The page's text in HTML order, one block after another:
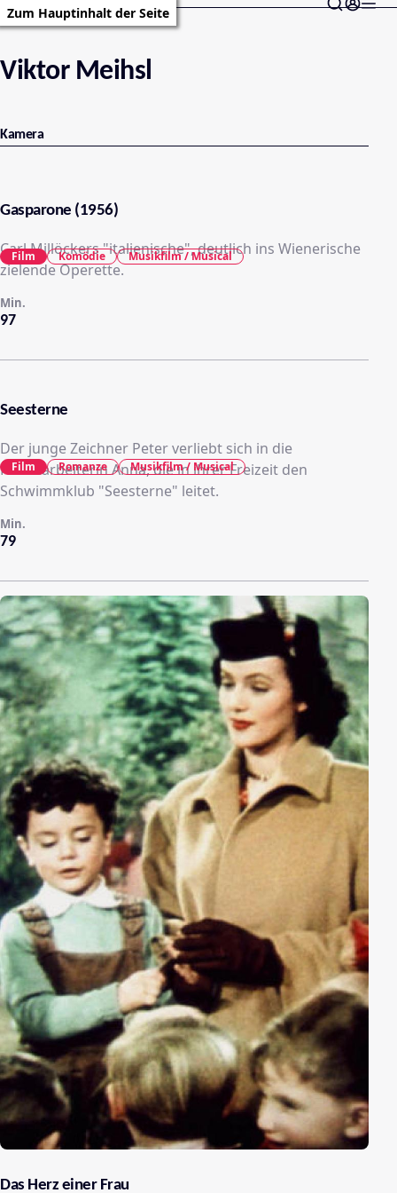
Zum Hauptinhalt der Seite
Viktor Meihsl
Kamera
Gasparone (1956)
Carl Millöckers "italienische", deutlich ins Wienerische
zielende Operette.
97
Min.
Film Komödie Musikfilm / Musical
Seesterne
Der junge Zeichner Peter verliebt sich in die
Fabrikarbeiterin Anna, die in ihrer Freizeit den
Schwimmklub "Seesterne" leitet.
79
Min.
Film Romanze Musikfilm / Musical
Das Herz einer Frau